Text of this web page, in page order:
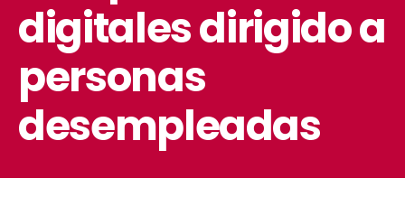
digitales dirigido a
personas
desempleadas